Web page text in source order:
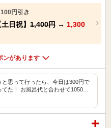
円引き
日祝】 1,400円 → 1,300
ンがあります
思って行ったら、今日は300円で
た！ お風呂代と合わせて1050…